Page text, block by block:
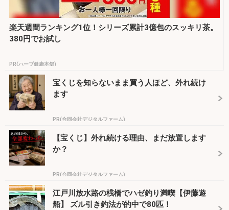
楽天週間ランキング1位！シリーズ累計3億包のスッキリ茶。
380円でお試し
PR(ハーブ健康本舗)
宝くじを知らないまま買う人ほど、外れ続け
ます
PR(合同会社デジタルファーム)
【宝くじ】外れ続ける理由、まだ放置します
か？
PR(合同会社デジタルファーム)
江戸川放水路の桟橋でハゼ釣り満喫【伊藤遊
船】 ズル引き釣法が的中で80匹！